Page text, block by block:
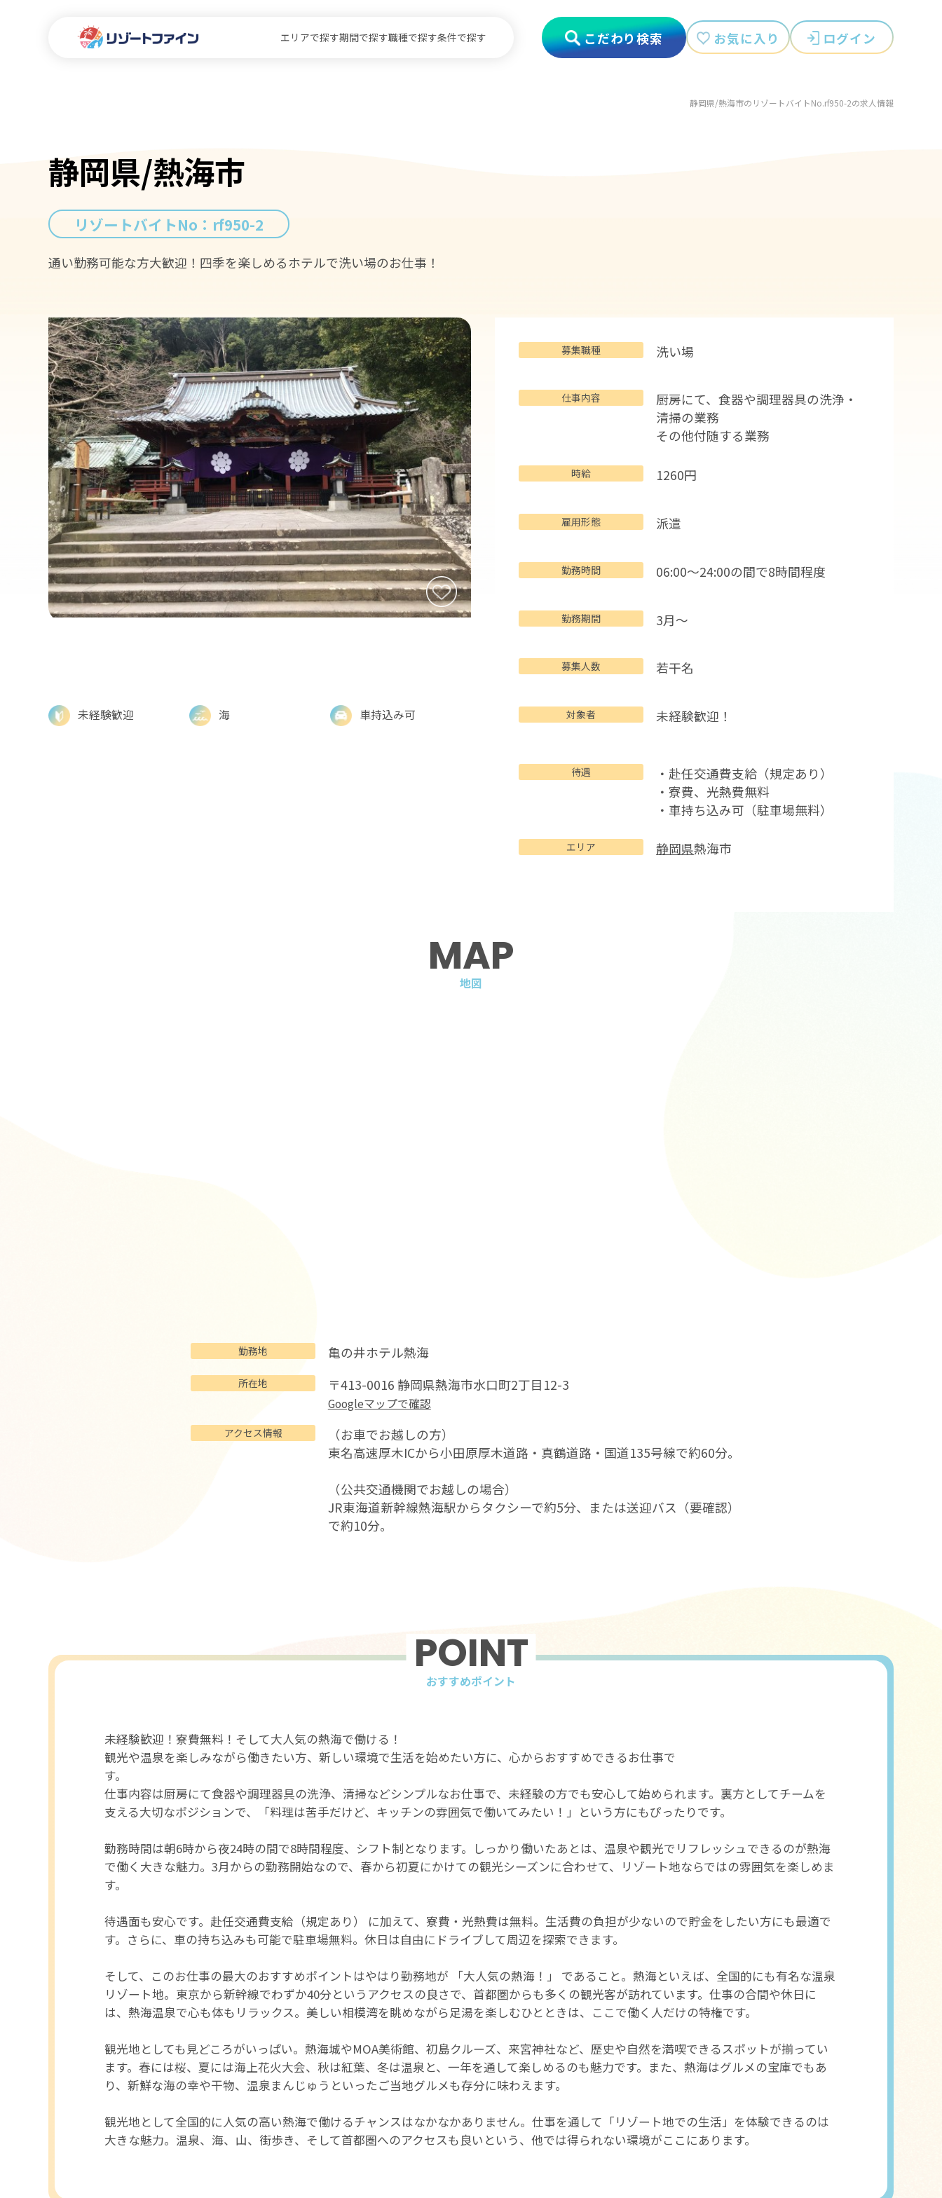
エリアで探す期間で探す職種で探す条件で探す こだわり検索 お気に入り ログイン
静岡県/熱海市のリゾートバイトNo.rf950-2の求人情報
静岡県/熱海市
リゾートバイトNo： rf950-2
通い勤務可能な方大歓迎！四季を楽しめるホテルで洗い場のお仕事！
未経験歓迎 海 車持込み可
募集職種 洗い場
仕事内容
厨房にて、食器や調理器具の洗浄・
清掃の業務
その他付随する業務
時給 1260円
雇用形態 派遣
勤務時間 06:00～24:00の間で8時間程度
勤務期間 3月～
募集人数 若干名
対象者 未経験歓迎！
待遇
・赴任交通費支給（規定あり）
・寮費、光熱費無料
・車持ち込み可（駐車場無料）
エリア 静岡県熱海市
MAP
地図
勤務地 亀の井ホテル熱海
所在地 〒413-0016 静岡県熱海市水口町2丁目12-3
Googleマップで確認
アクセス情報
（お車でお越しの方）
東名高速厚木ICから小田原厚木道路・真鶴道路・国道135号線で約60分。
（公共交通機関でお越しの場合）
JR東海道新幹線熱海駅からタクシーで約5分、または送迎バス（要確認）
で約10分。
POINT
おすすめポイント
未経験歓迎！寮費無料！そして大人気の熱海で働ける！
観光や温泉を楽しみながら働きたい方、新しい環境で生活を始めたい方に、心からおすすめできるお仕事で
す
仕事内容は厨房にて食器や調理器具の洗浄、清掃などシンプルなお仕事で、未経験の方でも安心して始められます。裏方としてチームを
支える大切なポジションで、「料理は苦手だけど、キッチンの雰囲気で働いてみたい！」という方にもぴったりです。
勤務時間は朝6時から夜24時の間で8時間程度、シフト制となります。しっかり働いたあとは、温泉や観光でリフレッシュできるのが熱海
で働く大きな魅力。3月からの勤務開始なので、春から初夏にかけての観光シーズンに合わせて、リゾート地ならではの雰囲気を楽しめま
す。
待遇面も安心です。赴任交通費支給（規定あり） に加えて、寮費・光熱費は無料。生活費の負担が少ないので貯金をしたい方にも最適で
す。さらに、車の持ち込みも可能で駐車場無料。休日は自由にドライブして周辺を探索できます。
そして、このお仕事の最大のおすすめポイントはやはり勤務地が 「大人気の熱海！」 であること。熱海といえば、全国的にも有名な温泉
リゾート地。東京から新幹線でわずか40分というアクセスの良さで、首都圏からも多くの観光客が訪れています。仕事の合間や休日に
は、熱海温泉で心も体もリラックス。美しい相模湾を眺めながら足湯を楽しむひとときは、ここで働く人だけの特権です。
観光地としても見どころがいっぱい。熱海城やMOA美術館、初島クルーズ、来宮神社など、歴史や自然を満喫できるスポットが揃ってい
ます。春には桜、夏には海上花火大会、秋は紅葉、冬は温泉と、一年を通して楽しめるのも魅力です。また、熱海はグルメの宝庫でもあ
り、新鮮な海の幸や干物、温泉まんじゅうといったご当地グルメも存分に味わえます。
観光地として全国的に人気の高い熱海で働けるチャンスはなかなかありません。仕事を通して「リゾート地での生活」を体験できるのは
大きな魅力。温泉、海、山、街歩き、そして首都圏へのアクセスも良いという、他では得られない環境がここにあります。